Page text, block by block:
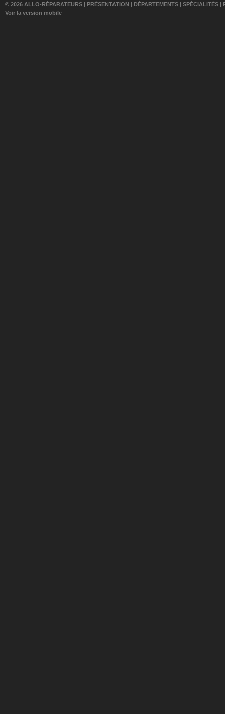
© 2026 ALLO-RÉPARATEURS | PRÉSENTATION | DÉPARTEMENTS | SPÉCIALITÉS |
Voir la version mobile